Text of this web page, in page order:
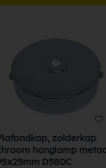
zolderkap
hanglamp
D580C